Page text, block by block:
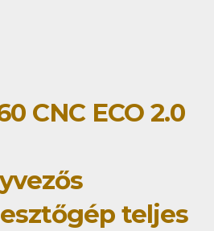
CNC ECO 2.0
teljes